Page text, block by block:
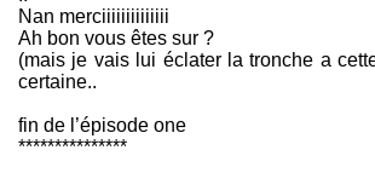
Nan merciiiiiiiiiiiiii
Ah bon vous êtes sur ?
(mais je vais lui éclater la tronche a
certaine..
fin de l’épisode one
***************